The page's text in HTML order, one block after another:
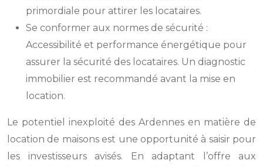
primordiale pour attirer les locataires.
Se conformer aux normes de sécurité :
Accessibilité et performance énergétique pour
assurer la sécurité des locataires. Un diagnostic
immobilier est recommandé avant la mise en
location.
Le potentiel inexploité des Ardennes en matière de
location de maisons est une opportunité à saisir pour
les investisseurs avisés. En adaptant l’offre aux